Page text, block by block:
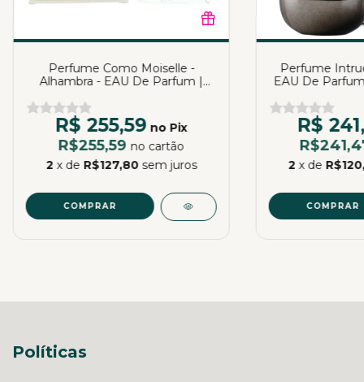
Perfume Como Moiselle -
Alhambra - EAU De Parfum |
R$ 255,59 no Pix
R$255,59 no cartão
2 x de R$127,80 sem juros
COMPRAR
Perfume
EAU De
R$
2 x de
COMPRAR
Políticas